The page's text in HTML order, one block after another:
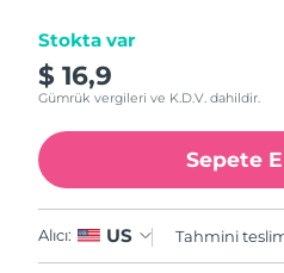
Stokta var
$ 16,9
Gümrük vergileri ve K.D.V. dahildir.
Sepete
Alıcı: US Tahmini
Çin Makao ÖİB
Malezya
Malta
Meksika